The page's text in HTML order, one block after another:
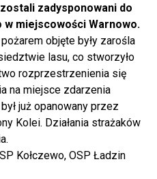
na nowo odkryjemy Wolin
sprawą Centrum Słowian i
z przewodnikiem (start
w kolegiacie
w wykonaniu
koncert w wykonaniu
którego wysłuchamy
aranżacji (godz. 20.00
zaplanowaliśmy dla
zadysponowani do
miejscowości Warnowo.
objęte były zarośla
lasu, co stworzyło
rozprzestrzenienia się
na miejsce zdarzenia
już opanowany przez
Kolei. Działania strażaków
Kołczewo, OSP Ładzin